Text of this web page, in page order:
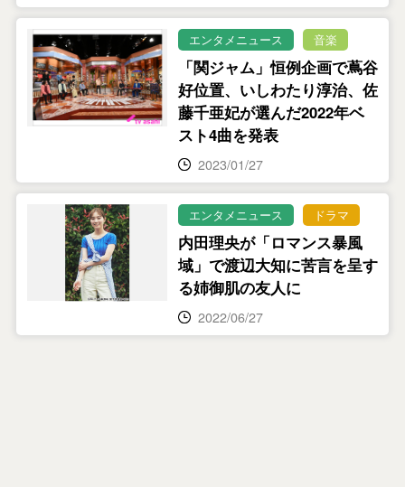
エンタメニュース 音楽
「関ジャム」恒例企画で蔦谷
好位置、いしわたり淳治、佐
藤千亜妃が選んだ2022年ベ
スト4曲を発表
2023/01/27
エンタメニュース ドラマ
内田理央が「ロマンス暴風
域」で渡辺大知に苦言を呈す
る姉御肌の友人に
2022/06/27